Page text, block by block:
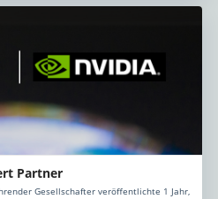
Partner
Gesellschafter veröffentlichte 1 Jahr,